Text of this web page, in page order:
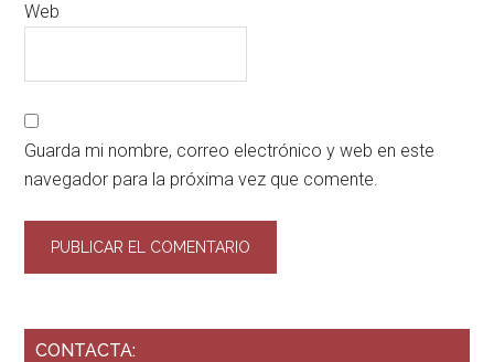
Web
Guarda mi nombre, correo electrónico y web en este
navegador para la próxima vez que comente.
CONTACTA: